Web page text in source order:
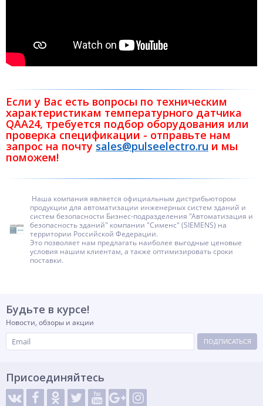
Если у Вас есть вопросы по техническим
характеристикам температурного датчика
QAA24, требуется подбор оборудования или
проверка спецификации - отправьте нам
запрос на почтуsales@pulseelectro.ru и мы
поможем!
Наша компания является официальным дистрибьютором
продукции для автоматизации инженерных систем зданий и
систем безопасности Бизнес-подразделения "Автоматизация и
безопасность зданий" компании "Сименс" (SIEMENS) на
территории Российской Федерации.
Это позволяет нам предлагать наиболее выгодные ценовые
условия нашим клиентам, а также оптимизировать сроки
поставки.
Будьте в курсе!
Новости, обзоры и акции
ПОДПИСАТЬСЯ
Присоединяйтесь